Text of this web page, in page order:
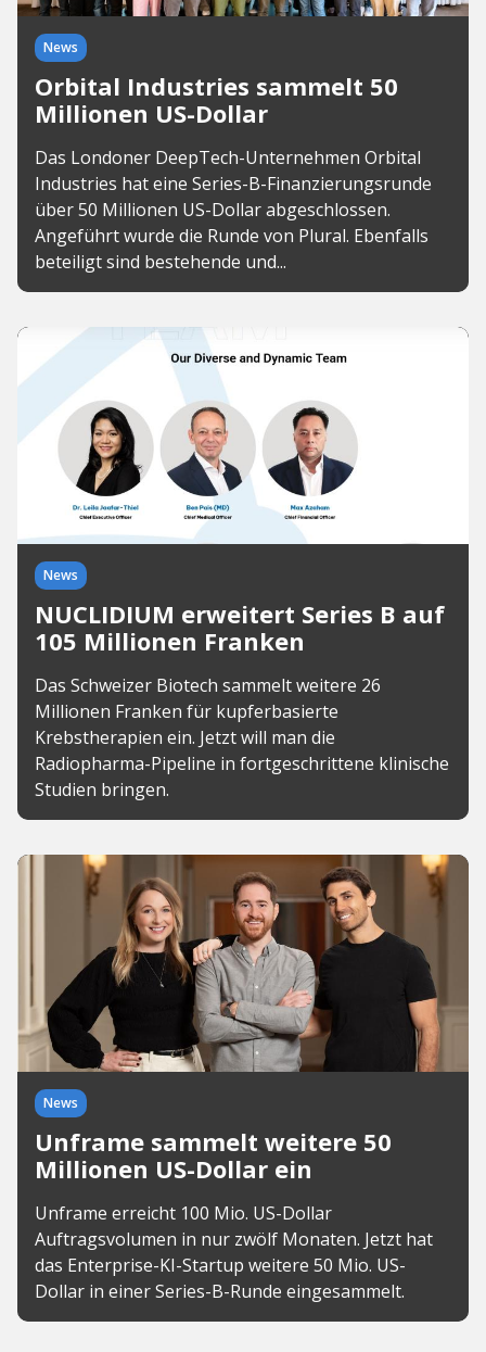
News
Orbital Industries sammelt 50
Millionen US-Dollar
Das Londoner DeepTech-Unternehmen Orbital
Industries hat eine Series-B-Finanzierungsrunde
über 50 Millionen US-Dollar abgeschlossen.
Angeführt wurde die Runde von Plural. Ebenfalls
beteiligt sind bestehende und...
News
NUCLIDIUM erweitert Series B auf
105 Millionen Franken
Das Schweizer Biotech sammelt weitere 26
Millionen Franken für kupferbasierte
Krebstherapien ein. Jetzt will man die
Radiopharma-Pipeline in fortgeschrittene klinische
Studien bringen.
News
Unframe sammelt weitere 50
Millionen US-Dollar ein
Unframe erreicht 100 Mio. US-Dollar
Auftragsvolumen in nur zwölf Monaten. Jetzt hat
das Enterprise-KI-Startup weitere 50 Mio. US-
Dollar in einer Series-B-Runde eingesammelt.